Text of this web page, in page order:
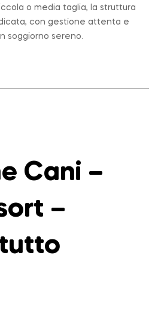
o media taglia, la struttura
con gestione attenta e
soggiorno sereno.
Cani –
–